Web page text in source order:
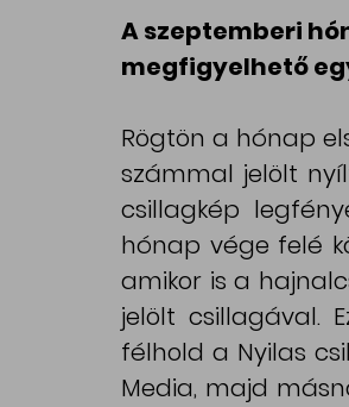
A szeptemberi
megfigyelhető
Rögtön a hónap
számmal jelölt
csillagkép
hónap vége felé
amikor is a
jelölt csillagával.
félhold a Nyilas
Media, majd